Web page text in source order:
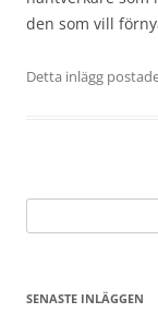
den som vill
Detta inlägg
efter:
SENASTE INLÄGGEN